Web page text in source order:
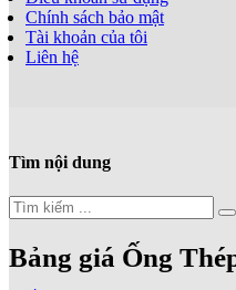
Chính sách bảo mật
Tài khoản của tôi
Liên hệ
Tìm nội dung
Bảng giá Ống